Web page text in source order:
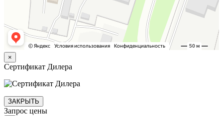
×
Сертификат Дилера
ЗАКРЫТЬ
Запрос цены